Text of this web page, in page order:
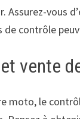
vous
contrôle
vente
moto, le